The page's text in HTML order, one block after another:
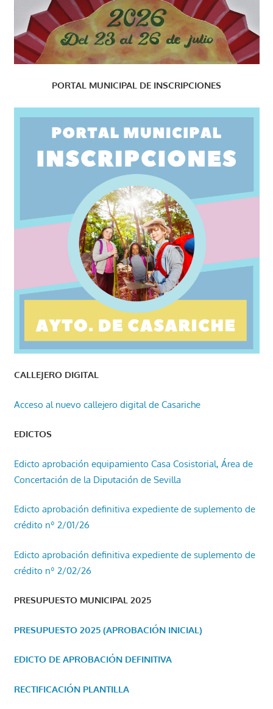
PORTAL MUNICIPAL DE INSCRIPCIONES
CALLEJERO DIGITAL
Acceso al nuevo callejero digital de Casariche
EDICTOS
Edicto aprobación equipamiento Casa Cosistorial, Área de
Concertación de la Diputación de Sevilla
Edicto aprobación definitiva expediente de suplemento de
crédito nº 2/01/26
Edicto aprobación definitiva expediente de suplemento de
crédito nº 2/02/26
PRESUPUESTO MUNICIPAL 2025
PRESUPUESTO 2025 (APROBACIÓN INICIAL)
EDICTO DE APROBACIÓN DEFINITIVA
RECTIFICACIÓN PLANTILLA